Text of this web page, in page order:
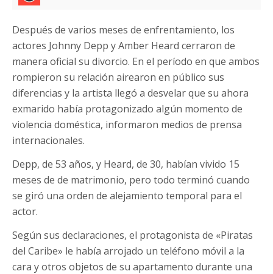
Después de varios meses de enfrentamiento, los
actores Johnny Depp y Amber Heard cerraron de
manera oficial su divorcio. En el período en que ambos
rompieron su relación airearon en público sus
diferencias y la artista llegó a desvelar que su ahora
exmarido había protagonizado algún momento de
violencia doméstica, informaron medios de prensa
internacionales.
Depp, de 53 años, y Heard, de 30, habían vivido 15
meses de de matrimonio, pero todo terminó cuando
se giró una orden de alejamiento temporal para el
actor.
Según sus declaraciones, el protagonista de «Piratas
del Caribe» le había arrojado un teléfono móvil a la
cara y otros objetos de su apartamento durante una